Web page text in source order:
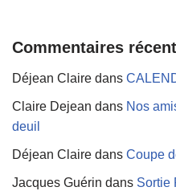
Commentaires
Déjean Claire dans
Claire Dejean dans Nos
deuil
Déjean Claire dans Coupe
Jacques Guérin dans Sortie